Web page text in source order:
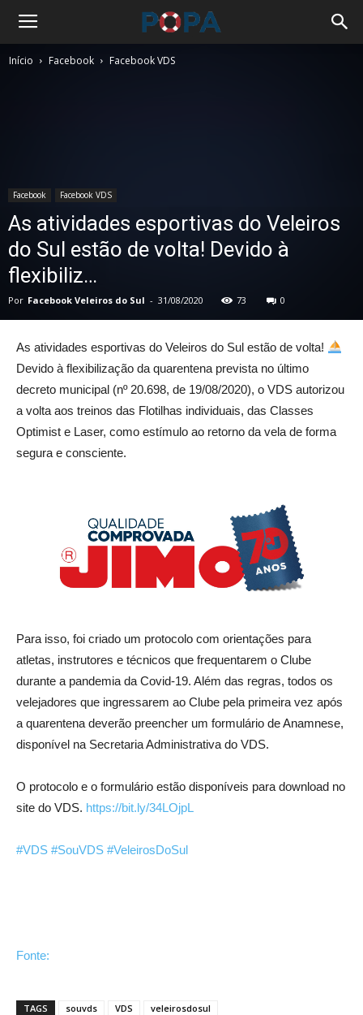
Início Facebook Facebook VDS
Facebook Facebook VDS
As atividades esportivas do Veleiros
do Sul estão de volta! Devido à
flexibiliz…
Por Facebook Veleiros do Sul - 31/08/2020 73 0
As atividades esportivas do Veleiros do Sul estão de volta!
Devido à flexibilização da quarentena prevista no último
decreto municipal (nº 20.698, de 19/08/2020), o VDS autorizou
a volta aos treinos das Flotilhas individuais, das Classes
Optimist e Laser, como estímulo ao retorno da vela de forma
segura e consciente.
Para isso, foi criado um protocolo com orientações para
atletas, instrutores e técnicos que frequentarem o Clube
durante a pandemia da Covid-19. Além das regras, todos os
velejadores que ingressarem ao Clube pela primeira vez após
a quarentena deverão preencher um formulário de Anamnese,
disponível na Secretaria Administrativa do VDS.
O protocolo e o formulário estão disponíveis para download no
site do VDS. https://bit.ly/34LOjpL
#VDS #SouVDS #VeleirosDoSul
Fonte:
TAGS souvds VDS veleirosdosul